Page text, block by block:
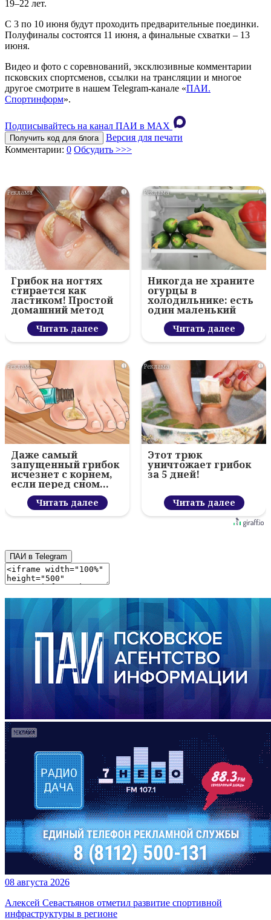
19–22 лет.
С 3 по 10 июня будут проходить предварительные поединки.
Полуфиналы состоятся 11 июня, а финальные схватки – 13
июня.
Видео и фото с соревнований, эксклюзивные комментарии
псковских спортсменов, ссылки на трансляции и многое
другое смотрите в нашем Telegram-канале «ПАИ.
Спортинформ».
Подписывайтесь на канал ПАИ в MAХ
Получить код для блога
Версия для печати
Комментарии: 0 Обсудить >>>
i
Грибок на ногтях
стирается как
ластиком! Простой
домашний метод
Читать далее
i
Никогда не храните
огурцы в
холодильнике: есть
один маленький
секрет
Читать далее
i
Даже самый
запущенный грибок
исчезнет с корнем,
если перед сном…
Читать далее
i
Этот трюк
уничтожает грибок
за 5 дней!
Читать далее
ПАИ в Telegram
08 августа 2026
Алексей Севастьянов отметил развитие спортивной
инфраструктуры в регионе